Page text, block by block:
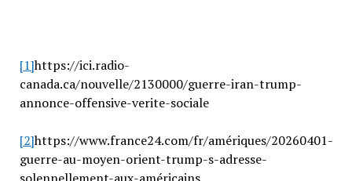
[1]https://ici.radio-
canada.ca/nouvelle/2130000/guerre-iran-trump-
annonce-offensive-verite-sociale
[2]https://www.france24.com/fr/amériques/20260401-
guerre-au-moyen-orient-trump-s-adresse-